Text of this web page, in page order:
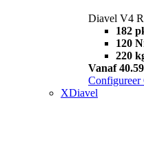
Diavel V4
182
120
220
Vanaf
Configureer
XDiavel